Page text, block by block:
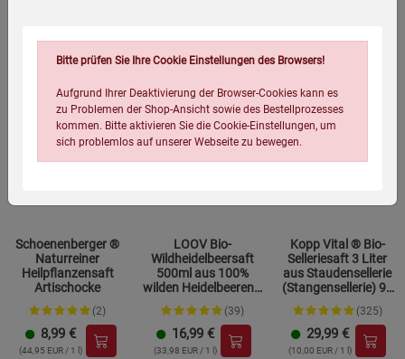
Schoenenberger ®
Naturreiner
Heilpflanzensaft
Artischocke
(2)
8,99 €
(44,95 EUR / 1 l)
LOOV Bio-
Wildheidelbeersaft
500ml aus 100%
wilden Heidelbeeren /
kaltgepresst
(39)
16,99 €
(33,98 EUR / 1 l)
Kopp Vital ® Bio-
Selleriesaft 3 Liter
aus Staudensellerie
(Stangensellerie) 99
% reiner Direktsaft
mit Zapfhahn
(325)
29,99 €
(10,00 EUR / 1 l)
Bitte prüfen Sie Ihre Cookie Einstellungen des Browsers!
Aufgrund Ihrer Deaktivierung der Browser-Cookies kann es
zu Problemen der Shop-Ansicht sowie des Bestellprozesses
kommen. Bitte aktivieren Sie die Cookie-Einstellungen, um
sich problemlos auf unserer Webseite zu bewegen.
Einstellungen speichern für die GruppeEinstellungen speichern für die Gruppe
Zurück Einstellungen speichern für die Gruppe
Einwilligung nicht erteilen